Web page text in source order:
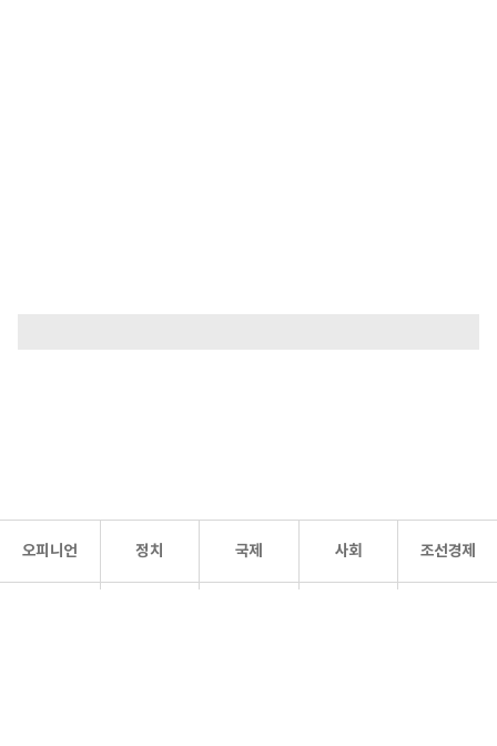
오피니언 정치 국제 사회 조선경제